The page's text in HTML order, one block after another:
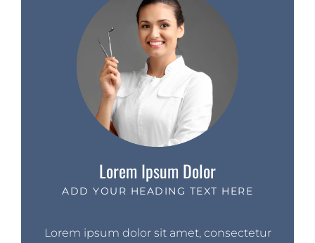
Lorem Ipsum Dolor
ADD YOUR HEADING TEXT HERE
Lorem ipsum dolor sit amet, consectetur